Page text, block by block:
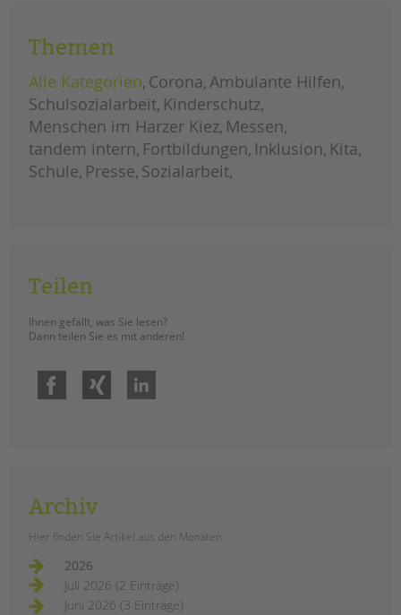
STADTTEILARBEIT
PROFIL | LEITBILD
Bereiche im Überblick
Kinder- und Jugendschutz
Unsere Videos
Gesellschafter VdK
Stellenangebote
NEWS/BLOG
unkuerzbar
Briefe an Kai
KONTAKT
Datenschutz
Hinweisgebersystem
Intranet
dem
schulhof?
Themen
Alle Kategorien Corona Ambulante Hilfen
Schulsozialarbeit Kinderschutz
Menschen im Harzer Kiez Messen
tandem intern Fortbildungen Inklusion Kita
Schule Presse Sozialarbeit
Teilen
Ihnen gefällt, was Sie lesen?
Dann teilen Sie es mit anderen!
Facebook
Archiv
Hier finden Sie Artikel aus den Monaten
2026
Juli 2026 (2 Einträge)
Juni 2026 (3 Einträge)